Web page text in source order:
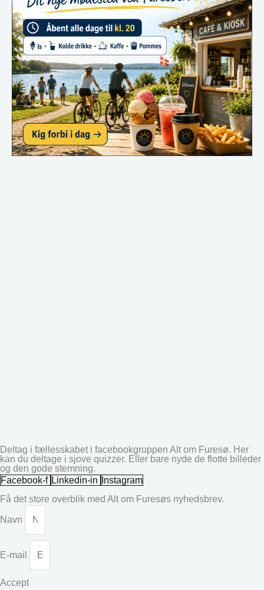
Deltag i fællesskabet i facebookgruppen Alt om Furesø. Her
kan du deltage i sjove quizzer. Eller bare nyde de flotte billeder
og den gode stemning.
Facebook-f Linkedin-in
Instagram
Få det store overblik med Alt om Furesøs nyhedsbrev.
Navn
E-mail
Accept